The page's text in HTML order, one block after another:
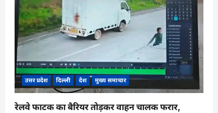
उत्तर प्रदेश दिल्ली देश मुख्य समाचार
रेलवे फाटक का बैरियर तोड़कर वाहन चालक फरार,